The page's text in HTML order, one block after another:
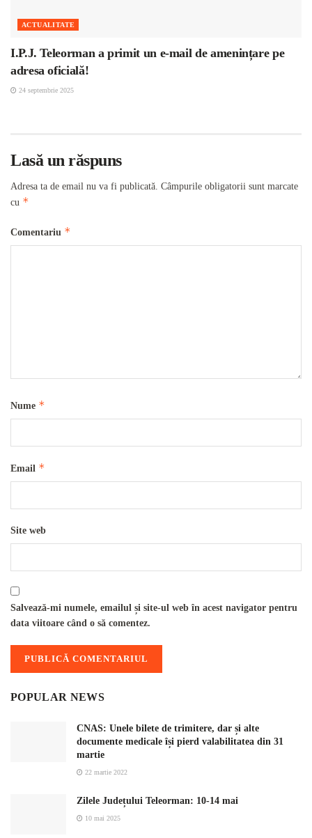
ACTUALITATE
I.P.J. Teleorman a primit un e-mail de amenințare pe
adresa oficială!
24 septembrie 2025
Lasă un răspuns
Adresa ta de email nu va fi publicată. Câmpurile obligatorii sunt marcate
cu *
Comentariu *
Nume *
Email *
Site web
Salvează-mi numele, emailul și site-ul web în acest navigator pentru
data viitoare când o să comentez.
POPULAR NEWS
CNAS: Unele bilete de trimitere, dar și alte
documente medicale își pierd valabilitatea din 31
martie
22 martie 2022
Zilele Județului Teleorman: 10-14 mai
10 mai 2025